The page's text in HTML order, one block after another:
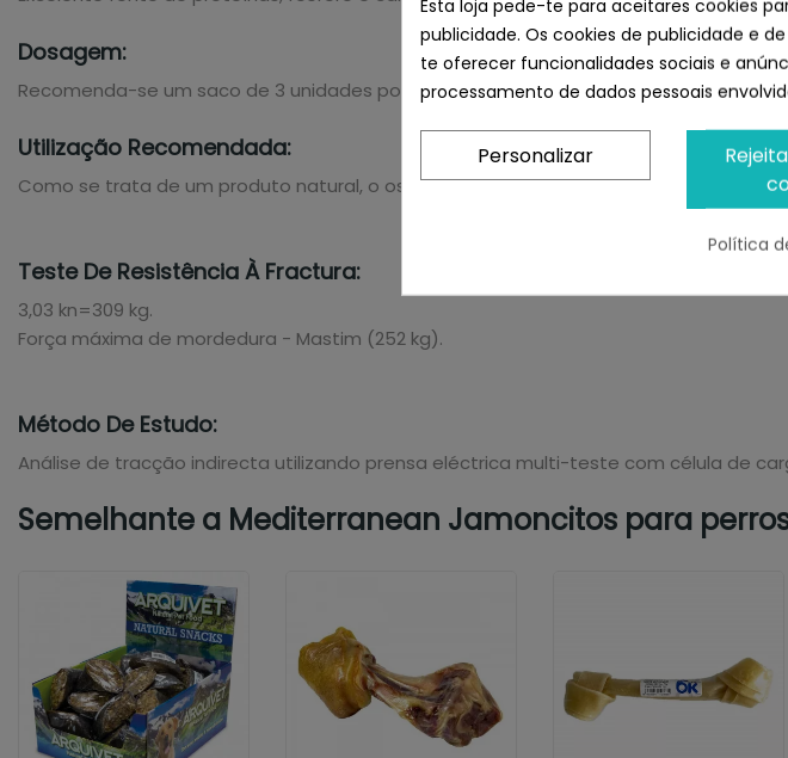
Dosagem:
Recomenda-se um saco de 3 unidades por semana.
Utilização Recomendada:
Como se trata de um produto natural, o osso pode fragmentar-se. Neste caso,
Teste De Resistência À Fractura:
3,03 kn=309 kg.
Força máxima de mordedura - Mastim (252 kg).
Método De Estudo:
Análise de tracção indirecta utilizando prensa eléctrica multi-teste com célula de
Semelhante a Mediterranean Jamoncitos para
Esta loja pede-te para aceitares cookies
publicidade. Os cookies de publicidade e
te oferecer funcionalidades sociais e
processamento de dados pessoais
Personalizar
Política